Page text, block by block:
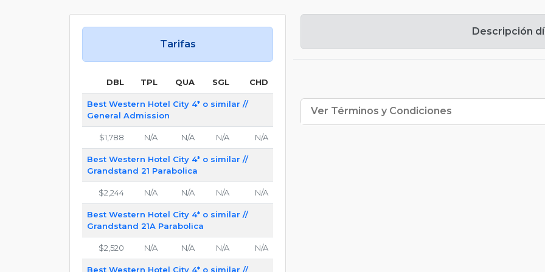
Descripción
Ver Términos y Condiciones
Tarifas
DBL TPL QUA SGL CHD
Best Western Hotel City 4* o similar //
General Admission
$1,788 N/A N/A N/A N/A
Best Western Hotel City 4* o similar //
Grandstand 21 Parabolica
$2,244 N/A N/A N/A N/A
Best Western Hotel City 4* o similar //
Grandstand 21A Parabolica
$2,520 N/A N/A N/A N/A
Best Western Hotel City 4* o similar //